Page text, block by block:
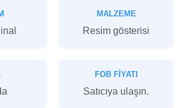
MALZEME
Resim gösterisi
FOB FIYATI
Satıcıya ulaşın.